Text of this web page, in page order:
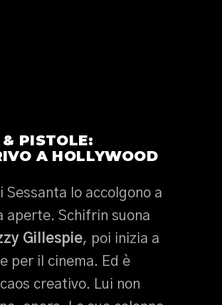
PISTOLE:
A HOLLYWOOD
Sessanta lo accolgono a
aperte. Schifrin suona
Gillespie, poi inizia a
per il cinema. Ed è
creativo. Lui non